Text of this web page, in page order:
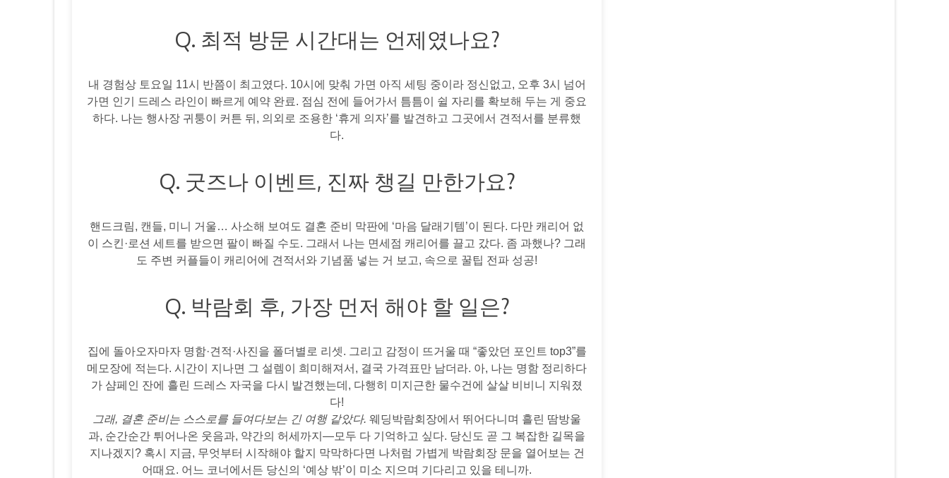
Q. 최적 방문 시간대는 언제였나요?
내 경험상 토요일 11시 반쯤이 최고였다. 10시에 맞춰 가면 아직 세팅 중이라 정신없고, 오후 3시 넘어
가면 인기 드레스 라인이 빠르게 예약 완료. 점심 전에 들어가서 틈틈이 쉴 자리를 확보해 두는 게 중요
하다. 나는 행사장 귀퉁이 커튼 뒤, 의외로 조용한 ‘휴게 의자’를 발견하고 그곳에서 견적서를 분류했
다.
Q. 굿즈나 이벤트, 진짜 챙길 만한가요?
핸드크림, 캔들, 미니 거울… 사소해 보여도 결혼 준비 막판에 ‘마음 달래기템’이 된다. 다만 캐리어 없
이 스킨·로션 세트를 받으면 팔이 빠질 수도. 그래서 나는 면세점 캐리어를 끌고 갔다. 좀 과했나? 그래
도 주변 커플들이 캐리어에 견적서와 기념품 넣는 거 보고, 속으로 꿀팁 전파 성공!
Q. 박람회 후, 가장 먼저 해야 할 일은?
집에 돌아오자마자 명함·견적·사진을 폴더별로 리셋. 그리고 감정이 뜨거울 때 “좋았던 포인트 top3”를
메모장에 적는다. 시간이 지나면 그 설렘이 희미해져서, 결국 가격표만 남더라. 아, 나는 명함 정리하다
가 샴페인 잔에 흘린 드레스 자국을 다시 발견했는데, 다행히 미지근한 물수건에 살살 비비니 지워졌
다!
그래, 결혼 준비는 스스로를 들여다보는 긴 여행 같았다. 웨딩박람회장에서 뛰어다니며 흘린 땀방울
과, 순간순간 튀어나온 웃음과, 약간의 허세까지—모두 다 기억하고 싶다. 당신도 곧 그 복잡한 길목을
지나겠지? 혹시 지금, 무엇부터 시작해야 할지 막막하다면 나처럼 가볍게 박람회장 문을 열어보는 건
어때요. 어느 코너에서든 당신의 ‘예상 밖’이 미소 지으며 기다리고 있을 테니까.